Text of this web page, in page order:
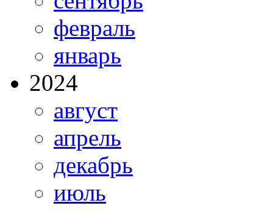
февраль
январь
2024
август
апрель
декабрь
июль